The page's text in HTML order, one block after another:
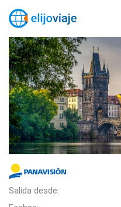
Salida desde: